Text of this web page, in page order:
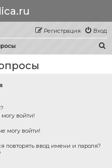
Вход
Регистрация
могу войти!
могу войти!
повторять ввод имени и пароля?